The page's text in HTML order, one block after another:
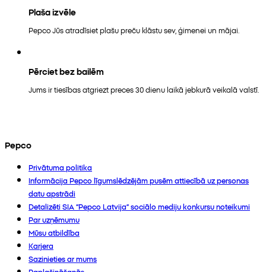
Plaša izvēle
Pepco Jūs atradīsiet plašu preču klāstu sev, ģimenei un mājai.
Pērciet bez bailēm
Jums ir tiesības atgriezt preces 30 dienu laikā jebkurā veikalā valstī.
Pepco
Privātuma politika
Informācija Pepco līgumslēdzējām pusēm attiecībā uz personas
datu apstrādi
Detalizēti SIA “Pepco Latvija” sociālo mediju konkursu noteikumi
Par uzņēmumu
Mūsu atbildība
Karjera
Sazinieties ar mums